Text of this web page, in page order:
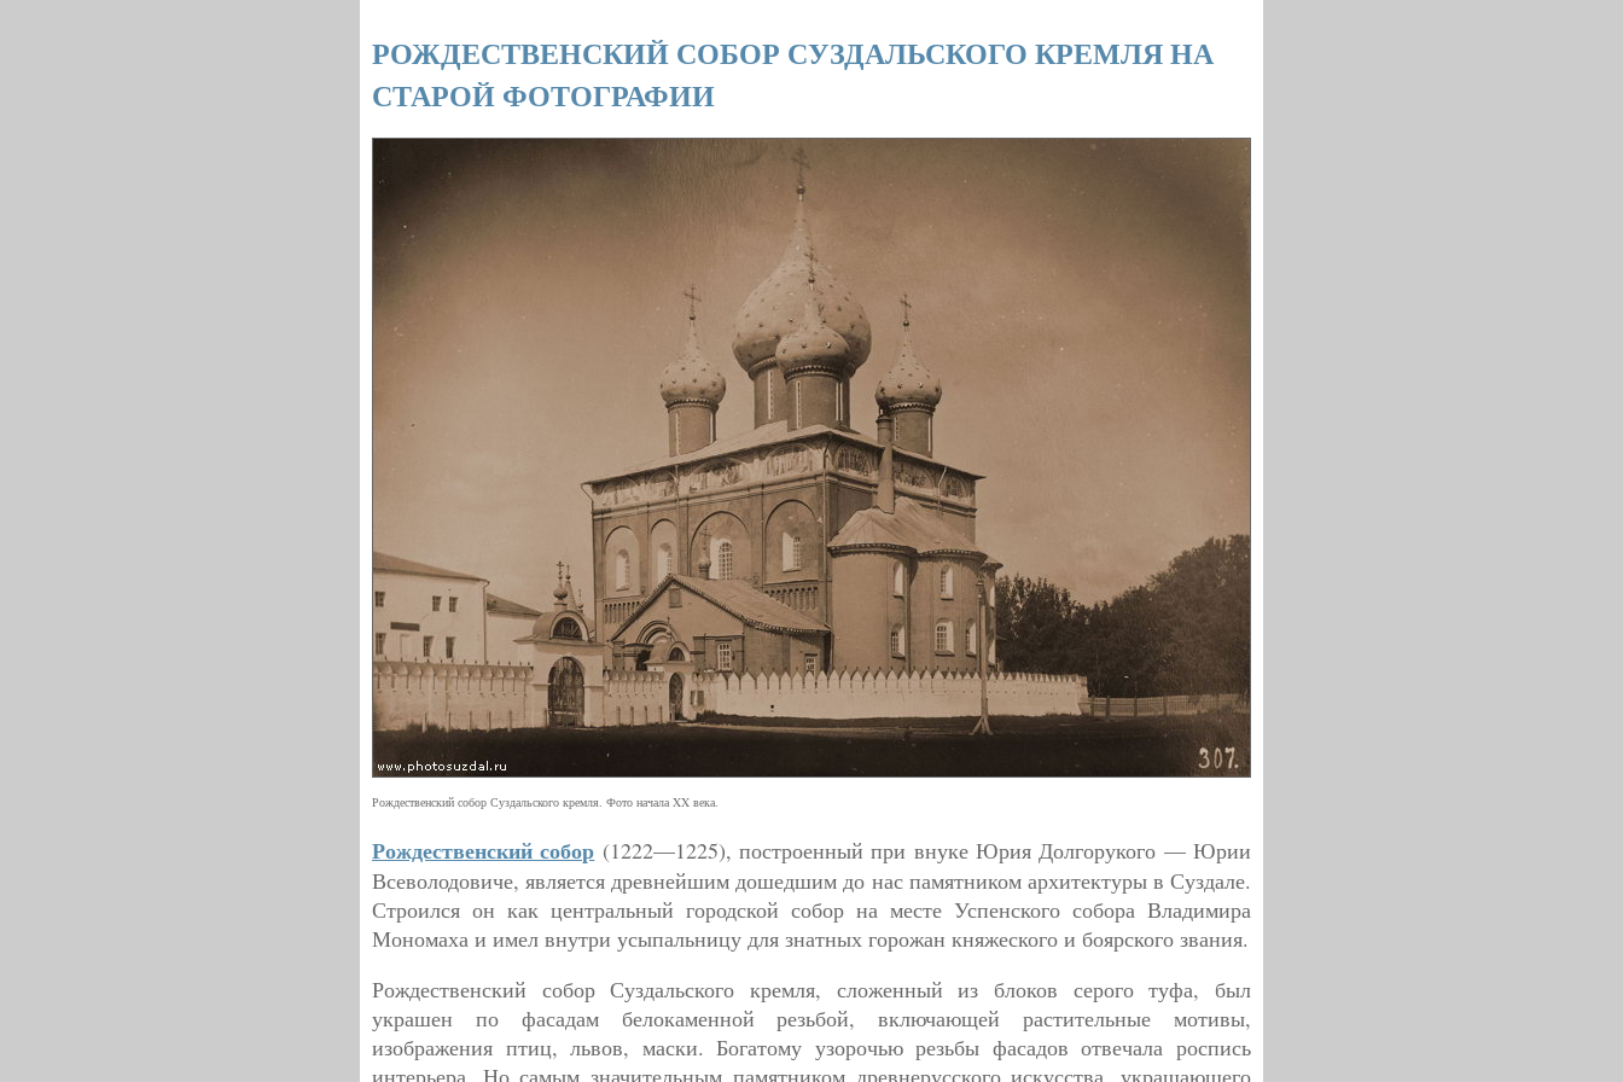
РОЖДЕСТВЕНСКИЙ СОБОР СУЗДАЛЬСКОГО КРЕМЛЯ НА
СТАРОЙ ФОТОГРАФИИ
Рождественский собор Суздальского кремля. Фото начала XX века.
Рождественский собор (1222—1225), построенный при внуке Юрия Долгорукого — Юрии
Всеволодовиче, является древнейшим дошедшим до нас памятником архитектуры в Суздале.
Строился он как центральный городской собор на месте Успенского собора Владимира
Мономаха и имел внутри усыпальницу для знатных горожан княжеского и боярского звания.
Рождественский собор Суздальского кремля, сложенный из блоков серого туфа, был
украшен по фасадам белокаменной резьбой, включающей растительные мотивы,
изображения птиц, львов, маски. Богатому узорочью резьбы фасадов отвечала роспись
интерьера. Но самым значительным памятником древнерусского искусства, украшающего